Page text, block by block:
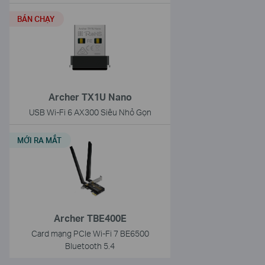
Archer TX1U Nano
USB Wi-Fi 6 AX300 Siêu Nhỏ Gọn
BÁN CHẠY
Archer TBE400E
Card mạng PCIe Wi-Fi 7 BE6500
Bluetooth 5.4
MỚI RA MẮT